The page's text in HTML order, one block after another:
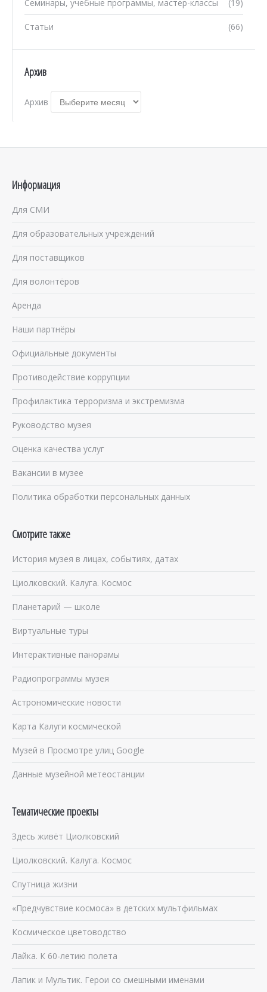
(19)
Семинары, учебные программы, мастер-классы
(66)
Статьи
Архив
Архив
Информация
Для СМИ
Для образовательных учреждений
Для поставщиков
Для волонтёров
Аренда
Наши партнёры
Официальные документы
Противодействие коррупции
Профилактика терроризма и экстремизма
Руководство музея
Оценка качества услуг
Вакансии в музее
Политика обработки персональных данных
Смотрите также
История музея в лицах, событиях, датах
Циолковский. Калуга. Космос
Планетарий — школе
Виртуальные туры
Интерактивные панорамы
Радиопрограммы музея
Астрономические новости
Карта Калуги космической
Музей в Просмотре улиц Google
Данные музейной метеостанции
Тематические проекты
Здесь живёт Циолковский
Циолковский. Калуга. Космос
Спутница жизни
«Предчувствие космоса» в детских мультфильмах
Космическое цветоводство
Лайка. К 60-летию полета
Лапик и Мультик. Герои со смешными именами